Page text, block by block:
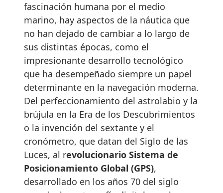
fascinación humana por el medio
marino, hay aspectos de la náutica que
no han dejado de cambiar a lo largo de
sus distintas épocas, como el
impresionante desarrollo tecnológico
que ha desempeñado siempre un papel
determinante en la navegación moderna.
Del perfeccionamiento del astrolabio y la
brújula en la Era de los Descubrimientos
o la invención del sextante y el
cronómetro, que datan del Siglo de las
Luces, al revolucionario Sistema de
Posicionamiento Global (GPS),
desarrollado en los años 70 del siglo